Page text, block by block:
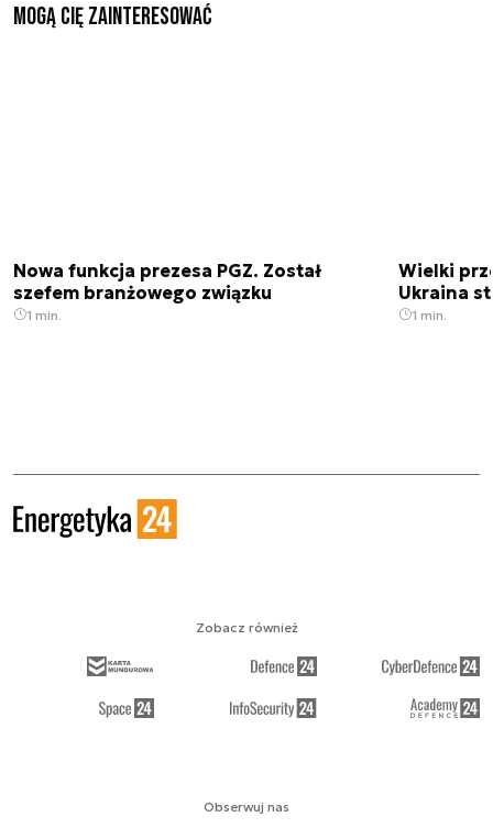
Mogą Cię zainteresować
Nowa funkcja prezesa PGZ. Został
szefem branżowego związku
1 min.
Wielki
Ukraina
1 min.
Obserwuj nas
Zobacz również